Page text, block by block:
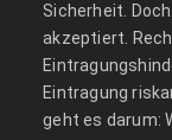
Sicherheit.
akzeptiert.
Eintragung
geht es darum: